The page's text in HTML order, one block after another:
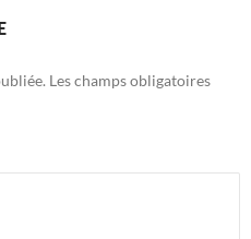
Les champs obligatoires